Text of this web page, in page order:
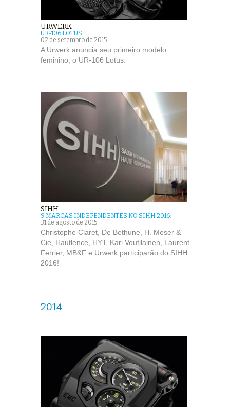
URWERK
UR-106 LOTUS
02 de setembro de 2015
A Urwerk anuncia seu primeiro modelo
feminino, o UR-106 Lotus.
SIHH
9 MARCAS INDEPENDENTES NO SIHH 2016!
31 de agosto de 2015
Christophe Claret, De Bethune, H. Moser &
Cie, Hautlence, HYT, Kari Voutilainen, Laurent
Ferrier, MB&F e Urwerk participarão do SIHH
2016!
2014